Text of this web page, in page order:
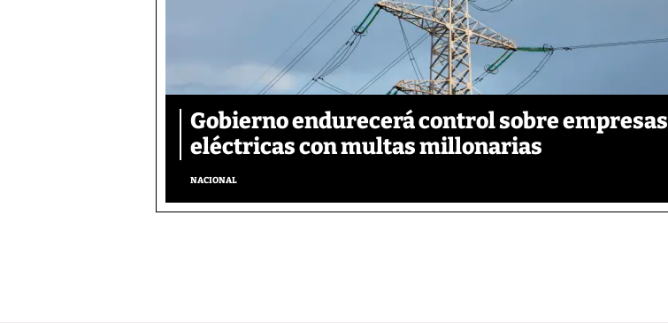
Gobierno endurecerá control sobre empresas
eléctricas con multas millonarias
NACIONAL